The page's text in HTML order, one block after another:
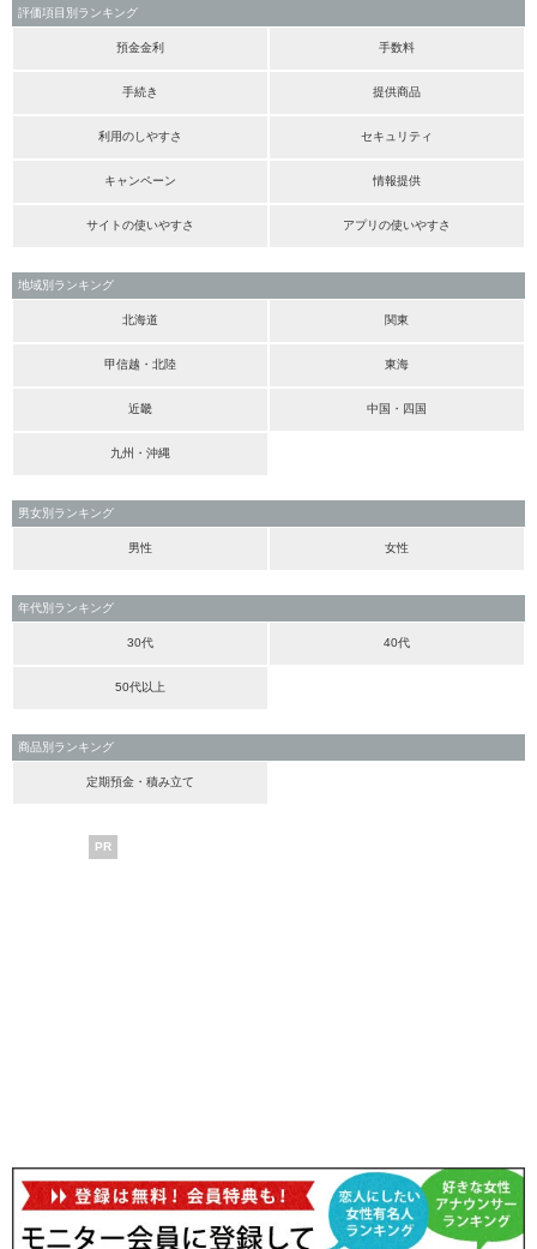
評価項目別ランキング
預金金利 手数料
手続き 提供商品
利用のしやすさ セキュリティ
キャンペーン 情報提供
サイトの使いやすさ アプリの使いやすさ
地域別ランキング
北海道 関東
甲信越・北陸 東海
近畿 中国・四国
九州・沖縄
男女別ランキング
男性 女性
年代別ランキング
30代 40代
50代以上
商品別ランキング
定期預金・積み立て
PR